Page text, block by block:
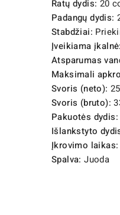
Ratų dydis: 20
Padangų dydis:
Stabdžiai:
Įveikiama įkalnė:
Atsparumas
Maksimali
Svoris (neto):
Svoris (bruto):
Pakuotės dydis:
Išlankstyto
Įkrovimo laikas:
Spalva: Juoda